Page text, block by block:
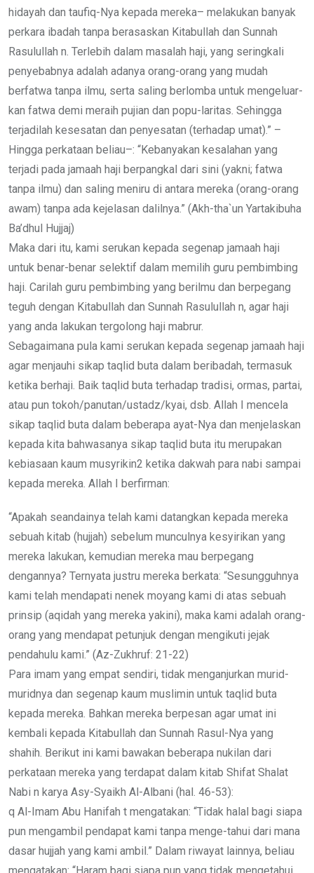
hidayah dan taufiq-Nya kepada mereka– melakukan banyak
perkara ibadah tanpa berasaskan Kitabullah dan Sunnah
Rasulullah n. Terlebih dalam masalah haji, yang seringkali
penyebabnya adalah adanya orang-orang yang mudah
berfatwa tanpa ilmu, serta saling berlomba untuk mengeluar-
kan fatwa demi meraih pujian dan popu-laritas. Sehingga
terjadilah kesesatan dan penyesatan (terhadap umat).” –
Hingga perkataan beliau–: “Kebanyakan kesalahan yang
terjadi pada jamaah haji berpangkal dari sini (yakni; fatwa
tanpa ilmu) dan saling meniru di antara mereka (orang-orang
awam) tanpa ada kejelasan dalilnya.” (Akh-tha`un Yartakibuha
Ba’dhul Hujjaj)
Maka dari itu, kami serukan kepada segenap jamaah haji
untuk benar-benar selektif dalam memilih guru pembimbing
haji. Carilah guru pembimbing yang berilmu dan berpegang
teguh dengan Kitabullah dan Sunnah Rasulullah n, agar haji
yang anda lakukan tergolong haji mabrur.
Sebagaimana pula kami serukan kepada segenap jamaah haji
agar menjauhi sikap taqlid buta dalam beribadah, termasuk
ketika berhaji. Baik taqlid buta terhadap tradisi, ormas, partai,
atau pun tokoh/panutan/ustadz/kyai, dsb. Allah I mencela
sikap taqlid buta dalam beberapa ayat-Nya dan menjelaskan
kepada kita bahwasanya sikap taqlid buta itu merupakan
kebiasaan kaum musyrikin2 ketika dakwah para nabi sampai
kepada mereka. Allah I berfirman:
“Apakah seandainya telah kami datangkan kepada mereka
sebuah kitab (hujjah) sebelum munculnya kesyirikan yang
mereka lakukan, kemudian mereka mau berpegang
dengannya? Ternyata justru mereka berkata: “Sesungguhnya
kami telah mendapati nenek moyang kami di atas sebuah
prinsip (aqidah yang mereka yakini), maka kami adalah orang-
orang yang mendapat petunjuk dengan mengikuti jejak
pendahulu kami.” (Az-Zukhruf: 21-22)
Para imam yang empat sendiri, tidak menganjurkan murid-
muridnya dan segenap kaum muslimin untuk taqlid buta
kepada mereka. Bahkan mereka berpesan agar umat ini
kembali kepada Kitabullah dan Sunnah Rasul-Nya yang
shahih. Berikut ini kami bawakan beberapa nukilan dari
perkataan mereka yang terdapat dalam kitab Shifat Shalat
Nabi n karya Asy-Syaikh Al-Albani (hal. 46-53):
q Al-Imam Abu Hanifah t mengatakan: “Tidak halal bagi siapa
pun mengambil pendapat kami tanpa menge-tahui dari mana
dasar hujjah yang kami ambil.” Dalam riwayat lainnya, beliau
mengatakan: “Haram bagi siapa pun yang tidak mengetahui